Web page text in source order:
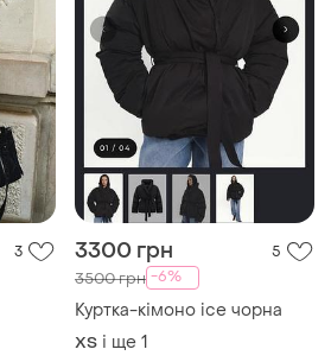
3 3300 грн 5
3500 грн -6%
Куртка-кімоно ice чорна
ХS і ще 1